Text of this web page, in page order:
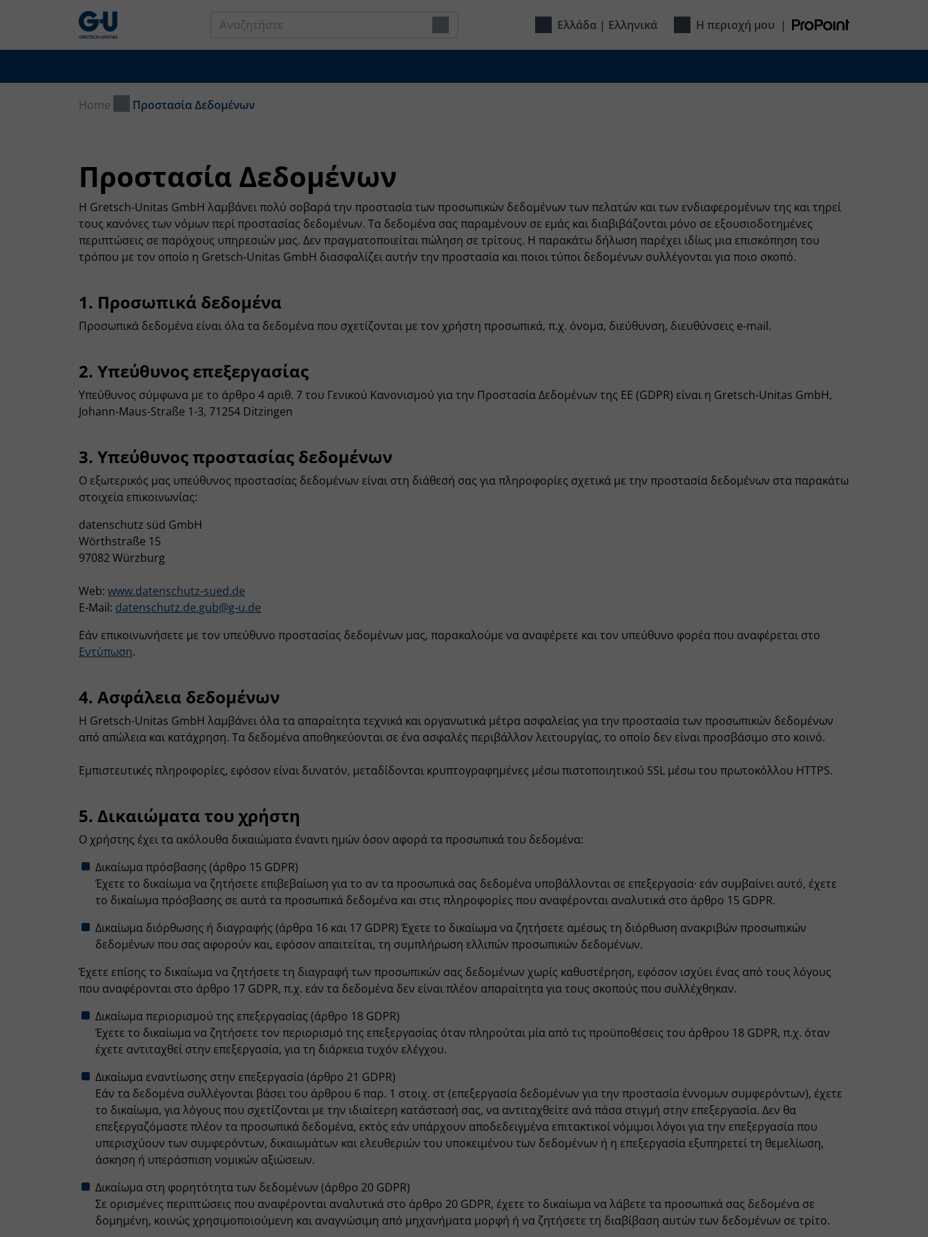
Ελλάδα | Ελληνικά Η περιοχή μου |
Home Προστασία Δεδομένων
Προστασία Δεδομένων
Η Gretsch-Unitas GmbH λαμβάνει πολύ σοβαρά την προστασία των προσωπικών δεδομένων των πελατών και των ενδιαφερομένων της και τηρεί
τους κανόνες των νόμων περί προστασίας δεδομένων. Τα δεδομένα σας παραμένουν σε εμάς και διαβιβάζονται μόνο σε εξουσιοδοτημένες
περιπτώσεις σε παρόχους υπηρεσιών μας. Δεν πραγματοποιείται πώληση σε τρίτους. Η παρακάτω δήλωση παρέχει ιδίως μια επισκόπηση του
τρόπου με τον οποίο η Gretsch-Unitas GmbH διασφαλίζει αυτήν την προστασία και ποιοι τύποι δεδομένων συλλέγονται για ποιο σκοπό.
1. Προσωπικά δεδομένα
Προσωπικά δεδομένα είναι όλα τα δεδομένα που σχετίζονται με τον χρήστη προσωπικά, π.χ. όνομα, διεύθυνση, διευθύνσεις e-mail.
2. Υπεύθυνος επεξεργασίας
Υπεύθυνος σύμφωνα με το άρθρο 4 αριθ. 7 του Γενικού Κανονισμού για την Προστασία Δεδομένων της ΕΕ (GDPR) είναι η Gretsch-Unitas GmbH,
Johann-Maus-Straße 1-3, 71254 Ditzingen
3. Υπεύθυνος προστασίας δεδομένων
Ο εξωτερικός μας υπεύθυνος προστασίας δεδομένων είναι στη διάθεσή σας για πληροφορίες σχετικά με την προστασία δεδομένων στα παρακάτω
στοιχεία επικοινωνίας:
datenschutz süd GmbH
Wörthstraße 15
97082 Würzburg
Web: www.datenschutz-sued.de
E-Mail: datenschutz.de.gub@g-u.de
Εάν επικοινωνήσετε με τον υπεύθυνο προστασίας δεδομένων μας, παρακαλούμε να αναφέρετε και τον υπεύθυνο φορέα που αναφέρεται στο
Εντύπωση.
4. Ασφάλεια δεδομένων
Η Gretsch-Unitas GmbH λαμβάνει όλα τα απαραίτητα τεχνικά και οργανωτικά μέτρα ασφαλείας για την προστασία των προσωπικών δεδομένων
από απώλεια και κατάχρηση. Τα δεδομένα αποθηκεύονται σε ένα ασφαλές περιβάλλον λειτουργίας, το οποίο δεν είναι προσβάσιμο στο κοινό.
Εμπιστευτικές πληροφορίες, εφόσον είναι δυνατόν, μεταδίδονται κρυπτογραφημένες μέσω πιστοποιητικού SSL μέσω του πρωτοκόλλου HTTPS.
5. Δικαιώματα του χρήστη
Ο χρήστης έχει τα ακόλουθα δικαιώματα έναντι ημών όσον αφορά τα προσωπικά του δεδομένα:
Δικαίωμα πρόσβασης (άρθρο 15 GDPR)
Έχετε το δικαίωμα να ζητήσετε επιβεβαίωση για το αν τα προσωπικά σας δεδομένα υποβάλλονται σε επεξεργασία· εάν συμβαίνει αυτό, έχετε
το δικαίωμα πρόσβασης σε αυτά τα προσωπικά δεδομένα και στις πληροφορίες που αναφέρονται αναλυτικά στο άρθρο 15 GDPR.
Δικαίωμα διόρθωσης ή διαγραφής (άρθρα 16 και 17 GDPR) Έχετε το δικαίωμα να ζητήσετε αμέσως τη διόρθωση ανακριβών προσωπικών
δεδομένων που σας αφορούν και, εφόσον απαιτείται, τη συμπλήρωση ελλιπών προσωπικών δεδομένων.
Έχετε επίσης το δικαίωμα να ζητήσετε τη διαγραφή των προσωπικών σας δεδομένων χωρίς καθυστέρηση, εφόσον ισχύει ένας από τους λόγους
που αναφέρονται στο άρθρο 17 GDPR, π.χ. εάν τα δεδομένα δεν είναι πλέον απαραίτητα για τους σκοπούς που συλλέχθηκαν.
Δικαίωμα περιορισμού της επεξεργασίας (άρθρο 18 GDPR)
Έχετε το δικαίωμα να ζητήσετε τον περιορισμό της επεξεργασίας όταν πληρούται μία από τις προϋποθέσεις του άρθρου 18 GDPR, π.χ. όταν
έχετε αντιταχθεί στην επεξεργασία, για τη διάρκεια τυχόν ελέγχου.
Δικαίωμα εναντίωσης στην επεξεργασία (άρθρο 21 GDPR)
Εάν τα δεδομένα συλλέγονται βάσει του άρθρου 6 παρ. 1 στοιχ. στ (επεξεργασία δεδομένων για την προστασία έννομων συμφερόντων), έχετε
το δικαίωμα, για λόγους που σχετίζονται με την ιδιαίτερη κατάστασή σας, να αντιταχθείτε ανά πάσα στιγμή στην επεξεργασία. Δεν θα
επεξεργαζόμαστε πλέον τα προσωπικά δεδομένα, εκτός εάν υπάρχουν αποδεδειγμένα επιτακτικοί νόμιμοι λόγοι για την επεξεργασία που
υπερισχύουν των συμφερόντων, δικαιωμάτων και ελευθεριών του υποκειμένου των δεδομένων ή η επεξεργασία εξυπηρετεί τη θεμελίωση,
άσκηση ή υπεράσπιση νομικών αξιώσεων.
Δικαίωμα στη φορητότητα των δεδομένων (άρθρο 20 GDPR)
Σε ορισμένες περιπτώσεις που αναφέρονται αναλυτικά στο άρθρο 20 GDPR, έχετε το δικαίωμα να λάβετε τα προσωπικά σας δεδομένα σε
δομημένη, κοινώς χρησιμοποιούμενη και αναγνώσιμη από μηχανήματα μορφή ή να ζητήσετε τη διαβίβαση αυτών των δεδομένων σε τρίτο.